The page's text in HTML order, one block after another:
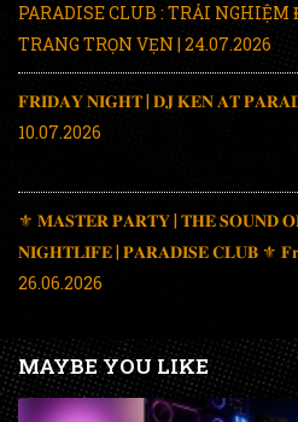
PARADISE CLUB : TRẢI
TRANG TRỌN VẸN | 24.07.2026
𝐅𝐑𝐈𝐃𝐀𝐘 𝐍𝐈𝐆𝐇𝐓 | 𝐃𝐉 𝐊𝐄𝐍 𝐀𝐓
10.07.2026
⚜️ 𝐌𝐀𝐒𝐓𝐄𝐑 𝐏𝐀𝐑𝐓𝐘 | 𝐓𝐇𝐄 𝐒𝐎𝐔𝐍𝐃
𝐍𝐈𝐆𝐇𝐓𝐋𝐈𝐅𝐄 | 𝐏𝐀𝐑𝐀𝐃𝐈𝐒𝐄 𝐂𝐋𝐔𝐁 ⚜️
26.06.2026
MAYBE YOU LIKE